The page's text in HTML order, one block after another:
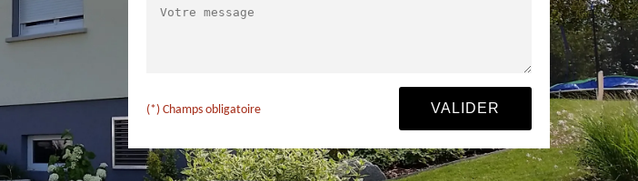
(*) Champs obligatoire